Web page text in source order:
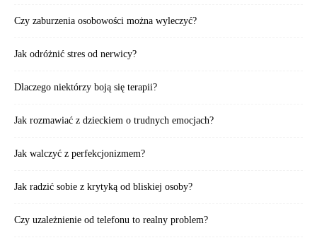
Czy zaburzenia osobowości można wyleczyć?
Jak odróżnić stres od nerwicy?
Dlaczego niektórzy boją się terapii?
Jak rozmawiać z dzieckiem o trudnych emocjach?
Jak walczyć z perfekcjonizmem?
Jak radzić sobie z krytyką od bliskiej osoby?
Czy uzależnienie od telefonu to realny problem?